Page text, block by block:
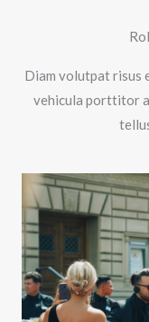
Diam volutpat risus
vehicula porttitor